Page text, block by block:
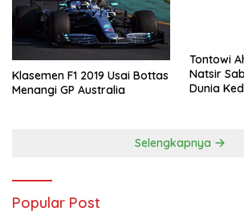
Klasemen F1 2019 Usai Bottas
Menangi GP Australia
Tontowi
Natsir
Dunia
Selengkapnya
Popular Post